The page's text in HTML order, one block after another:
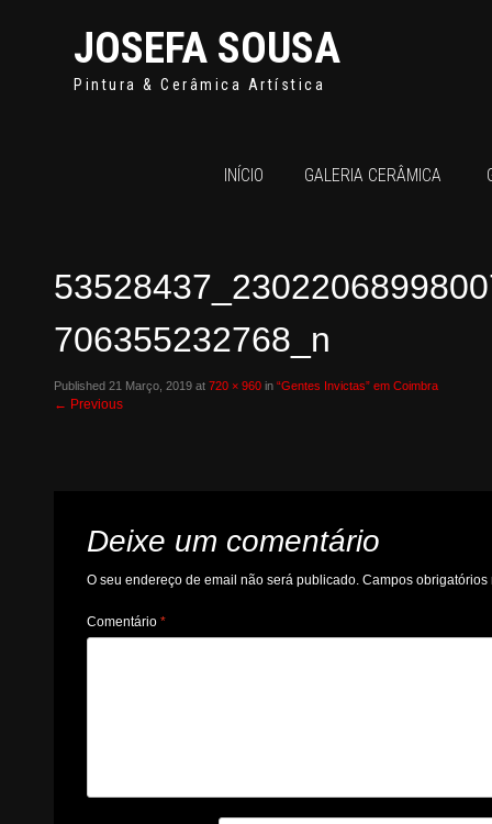
JOSEFA SOUSA
Pintura & Cerâmica Artística
INÍCIO GALERIA CERÂMICA
706355232768_n
Published21 Março, 2019 at720 × 960 in“Gentes Invictas” em Coimbra
← Previous
Deixe um comentário
O seu endereço de email não será publicado. Campos
Comentário*